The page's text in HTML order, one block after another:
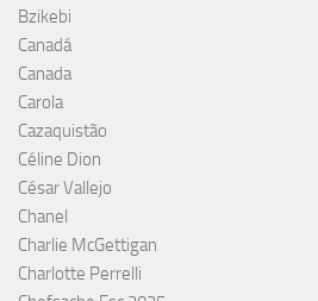
Bzikebi
Canadá
Canada
Carola
Cazaquistão
Céline Dion
César Vallejo
Chanel
Charlie McGettigan
Charlotte Perrelli